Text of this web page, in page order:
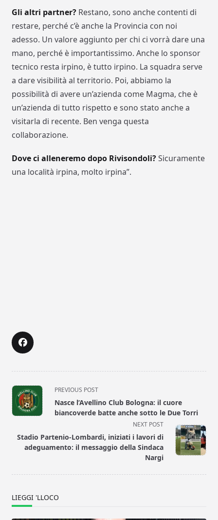
Gli altri partner? Restano, sono anche contenti di
restare, perché c’è anche la Provincia con noi
adesso. Un valore aggiunto per chi ci vorrà dare una
mano, perché è importantissimo. Anche lo sponsor
tecnico resta irpino, è tutto irpino. La squadra serve
a dare visibilità al territorio. Poi, abbiamo la
possibilità di avere un’azienda come Magma, che è
un’azienda di tutto rispetto e sono stato anche a
visitarla di recente. Ben venga questa
collaborazione.
Dove ci alleneremo dopo Rivisondoli?Sicuramente
una località irpina, molto irpina”.
<span
class="nav-
subtitle
reader-
text">Page</span>
PREVIOUS POST
Nasce l’Avellino Club Bologna: il cuore
biancoverde batte anche sotto le Due Torri
NEXT POST
Stadio Partenio-Lombardi, iniziati i lavori di
adeguamento: il messaggio della Sindaca
Nargi
LIEGGI 'LLOCO